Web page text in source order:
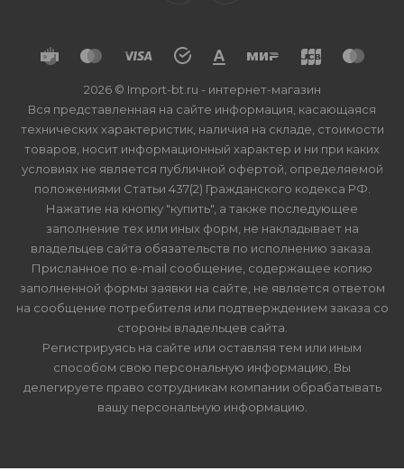
2026 © Import-bt.ru - интернет-магазин
Вся представленная на сайте информация, касающаяся
технических характеристик, наличия на складе, стоимости
товаров, носит информационный характер и ни при каких
условиях не является публичной офертой, определяемой
положениями Статьи 437(2) Гражданского кодекса РФ.
Нажатие на кнопку "купить", а также последующее
заполнение тех или иных форм, не накладывает на
владельцев сайта обязательств по исполнению заказа.
Присланное по e-mail сообщение, содержащее копию
заполненной формы заявки на сайте, не является ответом
на сообщение потребителя или подтверждением заказа со
стороны владельцев сайта.
Регистрируясь на сайте или оставляя тем или иным
способом свою персональную информацию, Вы
делегируете право сотрудникам компании обрабатывать
вашу персональную информацию.